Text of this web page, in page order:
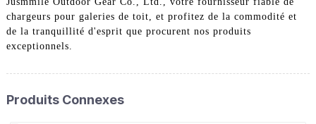
chargeurs pour galeries de toit, et profitez de la commodité et
de la tranquillité d'esprit que procurent nos produits
exceptionnels.
Produits Connexes